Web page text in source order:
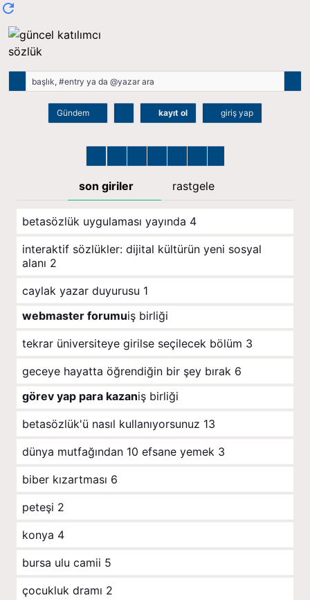
Gündem kayıt ol giriş yap
son giriler rastgele
betasözlük uygulaması yayında 4
i̇nteraktif sözlükler: dijital kültürün yeni sosyal
alanı 2
caylak yazar duyurusu 1
webmaster forumuiş birliği
tekrar üniversiteye girilse seçilecek bölüm 3
geceye hayatta öğrendiğin bir şey bırak 6
görev yap para kazaniş birliği
betasözlük'ü nasıl kullanıyorsunuz 13
dünya mutfağından 10 efsane yemek 3
biber kızartması 6
peteşi 2
konya 4
bursa ulu camii 5
çocukluk dramı 2